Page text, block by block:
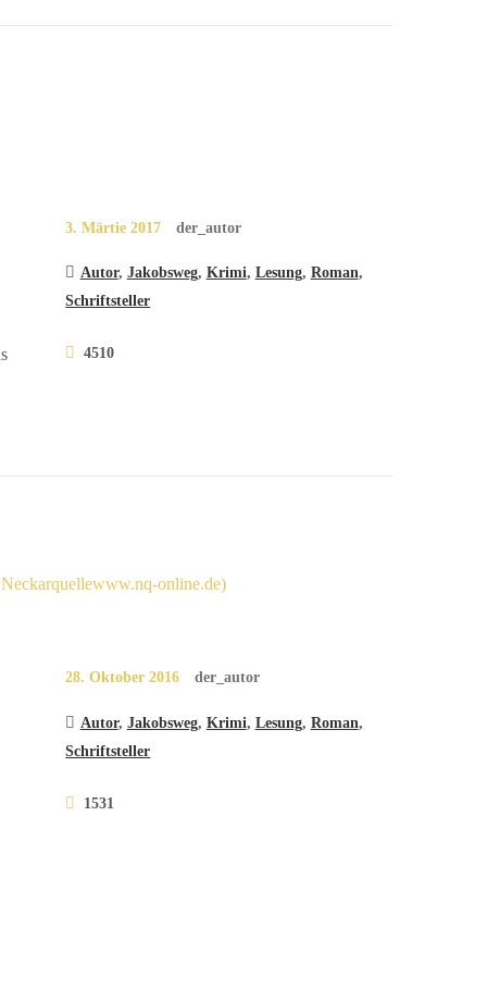
3. Märtie 2017 der_autor
Autor, Jakobsweg, Krimi, Lesung, Roman,
Schriftsteller
4510
28. Oktober 2016 der_autor
Autor, Jakobsweg, Krimi, Lesung, Roman,
Schriftsteller
1531